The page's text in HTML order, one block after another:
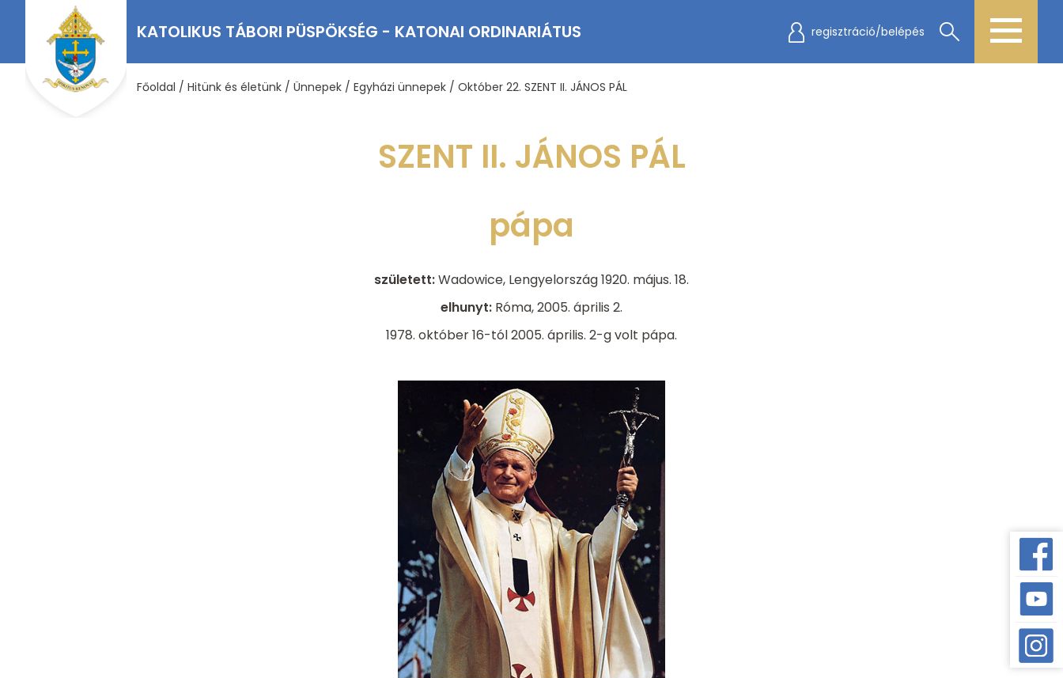
KATOLIKUS TÁBORI PÜSPÖKSÉG - KATONAI ORDINARIÁTUS regisztráció/belépés
Főoldal / Hitünk és életünk/ Ünnepek/ Egyházi ünnepek/ Október 22. SZENT II. JÁNOS PÁL
SZENT II. JÁNOS PÁL
pápa
született:Wadowice, Lengyelország 1920. május. 18.
elhunyt: Róma, 2005. április 2.
1978. október 16-tól 2005. április. 2-g volt pápa.